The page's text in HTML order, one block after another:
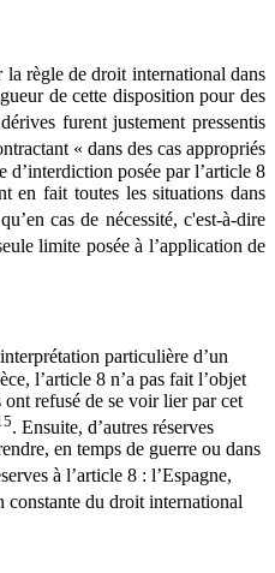
règle de droit international dans
de cette disposition pour des
furent justement pressentis
« dans des cas appropriés
d’interdiction posée par l’article 8
en fait toutes les situations dans
cas de nécessité, c'est-à-dire
limite posée à l’application de
particulière d’un
l’article 8 n’a pas fait l’objet
refusé de se voir lier par cet
. Ensuite, d’autres réserves
en temps de guerre ou dans
à l’article 8 : l’Espagne,
constante du droit international